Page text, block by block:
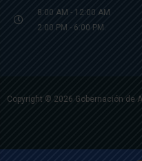
8:00 AM - 12:00 AM
2:00 PM - 6:00 PM.
Copyright © 2026 Gobernación de